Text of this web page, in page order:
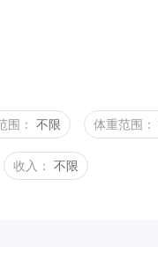
围： 不限 体重范围：
收入： 不限